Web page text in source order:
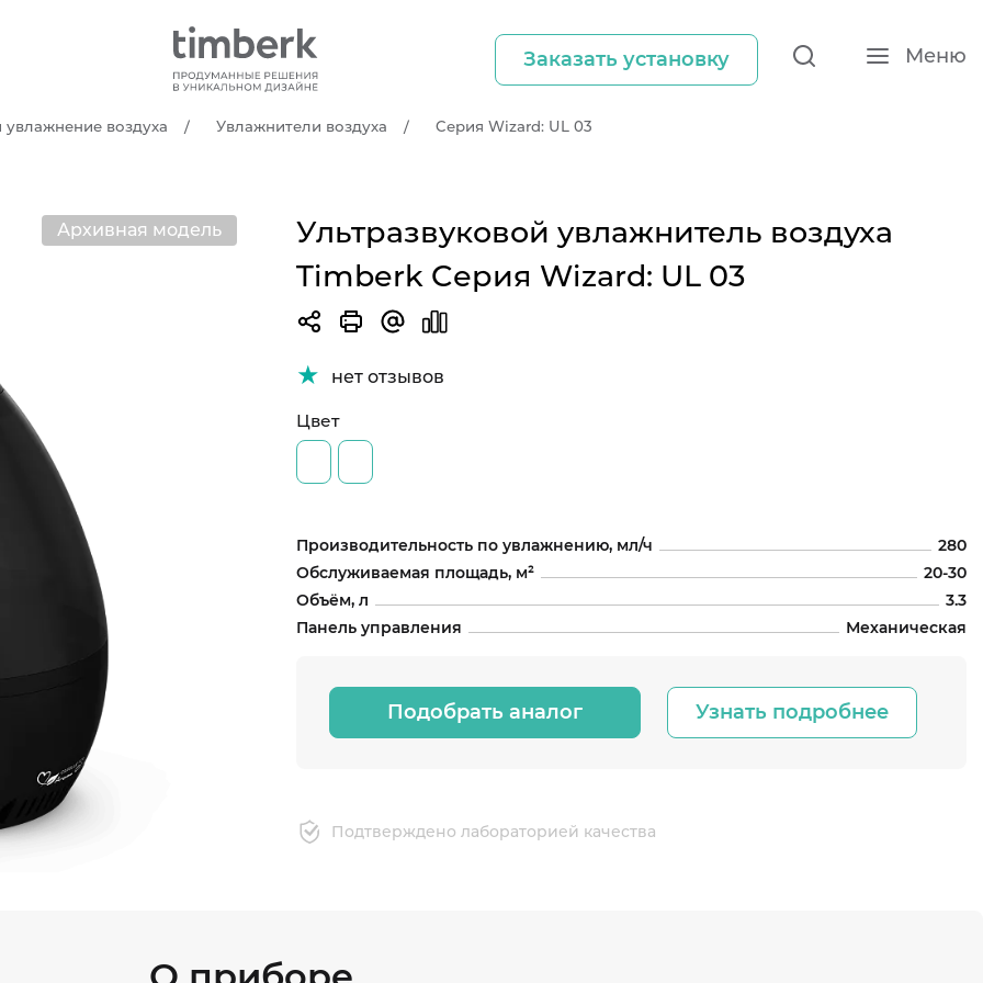
Заказать установку Меню
увлажнение воздуха Увлажнители воздуха Cерия Wizard: UL 03
Архивная модель
Ультразвуковой увлажнитель воздуха
Timberk Cерия Wizard: UL 03
нет отзывов
Цвет
Производительность по увлажнению, мл/ч
280
Обслуживаемая площадь, м²
20-30
Объём, л
3.3
Панель управления
Механическая
Подобрать аналог Узнать подробнее
Подтверждено лабораторией качества